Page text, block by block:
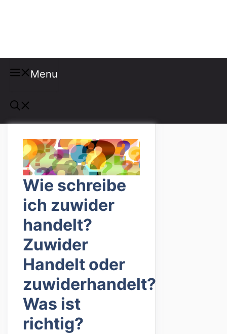
Menu
Wie schreibe
ich zuwider
handelt?
Zuwider
Handelt oder
zuwiderhandelt?
Was ist
richtig?